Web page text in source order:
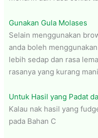
Gunakan Gula Molases
Selain menggunakan
anda boleh
lebih sedap dan rasa
rasanya yang kurang
Untuk Hasil yang Padat
Kalau nak hasil yang
pada Bahan C